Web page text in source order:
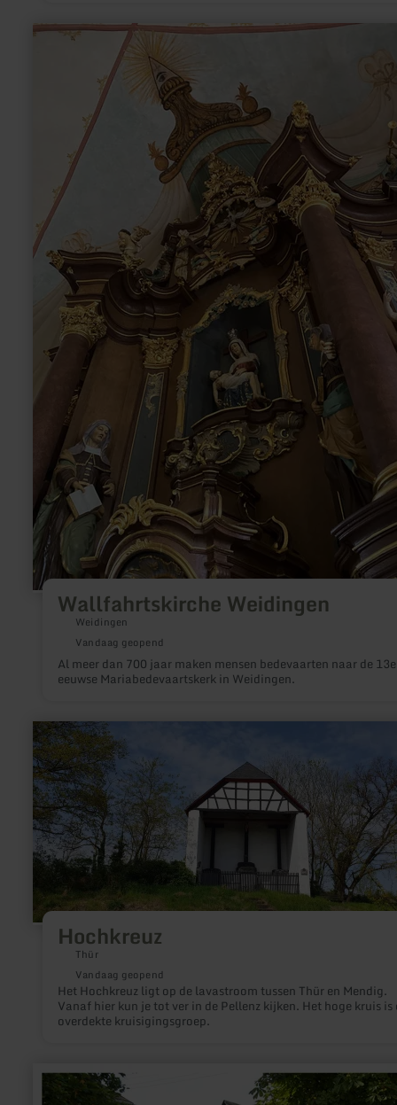
Wallfahrtskirche Weidingen
Weidingen
Vandaag geopend
Al meer dan 700 jaar maken mensen bedevaarten naar de
eeuwse Mariabedevaartskerk in Weidingen.
meer
informatie
Wallfahrtskirche
Hochkreuz
Thür
Vandaag geopend
Het Hochkreuz ligt op de lavastroom tussen Thür en Mendig.
Vanaf hier kun je tot ver in de Pellenz kijken. Het hoge kruis is
overdekte kruisigingsgroep.
meer
informatie
over:
Hochkreuz
informatie